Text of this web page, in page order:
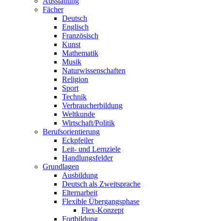
Fächer
Deutsch
Englisch
Französisch
Kunst
Mathematik
Musik
Naturwissenschaften
Religion
Sport
Technik
Verbraucherbildung
Weltkunde
Wirtschaft/Politik
Berufsorientierung
Eckpfeiler
Leit- und Lernziele
Handlungsfelder
Grundlagen
Ausbildung
Deutsch als Zweitsprache
Elternarbeit
Flexible Übergangsphase
Flex-Konzept
Fortbildung